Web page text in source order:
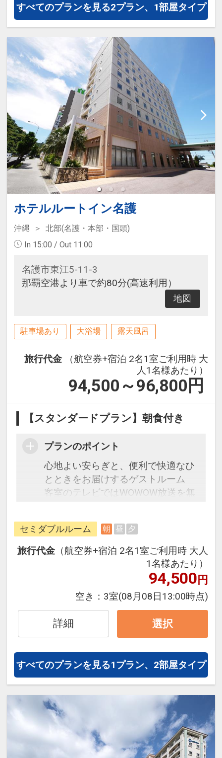
すべてのプランを見る2プラン、1部屋タイプ
ホテルルートイン名護
沖縄
北部(名護・本部・国頭)
In 15:00 / Out 11:00
名護市東江5-11-3
那覇空港より車で約80分(高速利用）
地図
駐車場あり 大浴場 露天風呂
旅行代金
（航空券+宿泊 2名1室ご利用時 大
人1名様あたり）
94,500～96,800 円
【スタンダードプラン】朝食付き
プランのポイント
心地よい安らぎと、便利で快適なひ
とときをお届けするゲストルーム
客室のテレビではWOWOW放送を無
朝食は和洋食の無料バイキング。そ
の土地ならではの食材や、郷土料理
などのご当地メニューもあります。
・9階露天人口ラジウム温泉大浴場
（15:00～翌2:00・5:00～10:00）
・ロビーにてホットコーヒーサービ
ス（15:00から22:00・6:30～10:00
セルフサービス）
・駐車場無料（先着順。普通車サイ
ズまで）
セミダブルルーム 朝 昼 夕
旅行代金 （航空券+宿泊 2名1室ご利用時 大人
1名様あたり）
94,500円
空き： 3室(08月08日13:00時点)
詳細 選択
すべてのプランを見る1プラン、2部屋タイプ